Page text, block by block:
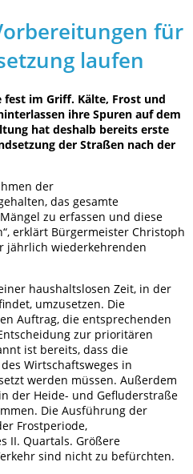
für
laufen
fest im Griff. Kälte, Frost und
ihre Spuren auf dem
hat deshalb bereits erste
der Straßen nach der
der
das gesamte
zu erfassen und diese
erklärt Bürgermeister Christoph
jährlich wiederkehrenden
haushaltslosen Zeit, in der
umzusetzen. Die
Auftrag, die entsprechenden
zur prioritären
ist bereits, dass die
Wirtschaftsweges in
werden müssen. Außerdem
der Heide- und Gefluderstraße
Die Ausführung der
Frostperiode,
II. Quartals. Größere
sind nicht zu befürchten.